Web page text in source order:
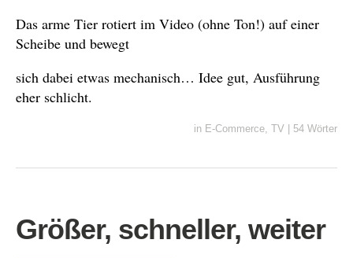
Das arme Tier rotiert im Video (ohne Ton!) auf einer
Scheibe und bewegt
sich dabei etwas mechanisch… Idee gut, Ausführung
eher schlicht.
in E-Commerce TV 54 Wörter
Größer, schneller, weiter